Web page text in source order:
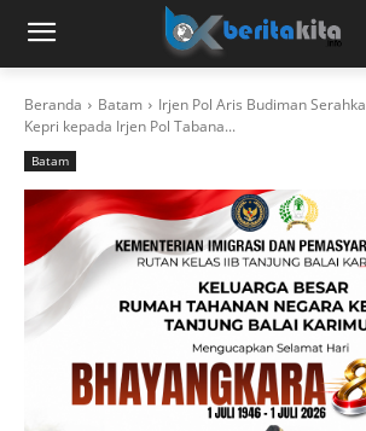
Beranda Batam
Irjen Pol Aris Budiman
Kepri kepada Irjen Pol Tabana...
Batam